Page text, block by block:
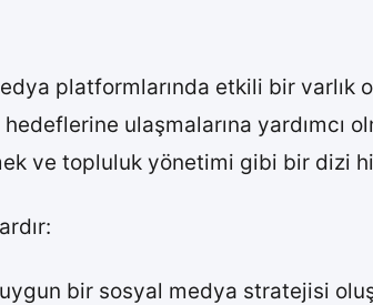
platformlarında etkili bir varlık
ulaşmalarına yardımcı
ve topluluk yönetimi gibi bir dizi
bir sosyal medya stratejisi